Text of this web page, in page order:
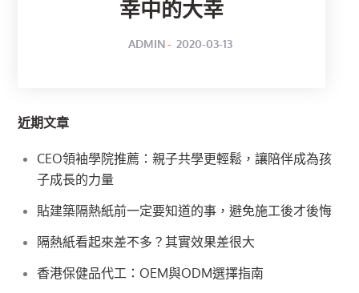
幸中的大幸
ADMIN
POSTED
2020-03-13
近期文章
CEO領袖學院推薦：親子共學更輕鬆，讓陪伴成為孩
子成長的力量
貼建築隔熱紙前一定要知道的事，避免施工後才後悔
隔熱紙看起來差不多？其實效果差很大
香港保健品代工：OEM與ODM選擇指南